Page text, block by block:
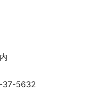
内
37-5632